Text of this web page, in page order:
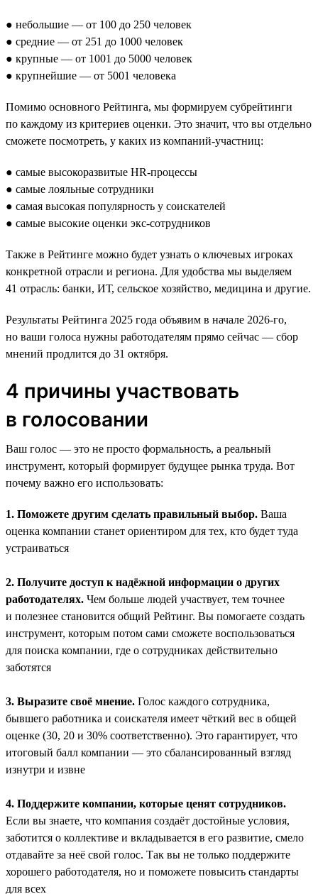
● небольшие — от 100 до 250 человек
● средние — от 251 до 1000 человек
● крупные — от 1001 до 5000 человек
● крупнейшие — от 5001 человека
Помимо основного Рейтинга, мы формируем субрейтинги
по каждому из критериев оценки. Это значит, что вы отдельно
сможете посмотреть, у каких из компаний-участниц:
● самые высокоразвитые HR-процессы
● самые лояльные сотрудники
● самая высокая популярность у соискателей
● самые высокие оценки экс-сотрудников
Также в Рейтинге можно будет узнать о ключевых игроках
конкретной отрасли и региона. Для удобства мы выделяем
41 отрасль: банки, ИТ, сельское хозяйство, медицина и другие.
Результаты Рейтинга 2025 года объявим в начале 2026-го,
но ваши голоса нужны работодателям прямо сейчас — сбор
мнений продлится до 31 октября.
4 причины участвовать
в голосовании
Ваш голос — это не просто формальность, а реальный
инструмент, который формирует будущее рынка труда. Вот
почему важно его использовать:
1. Поможете другим сделать правильный выбор. Ваша
оценка компании станет ориентиром для тех, кто будет туда
устраиваться
2. Получите доступ к надёжной информации о других
работодателях. Чем больше людей участвует, тем точнее
и полезнее становится общий Рейтинг. Вы помогаете создать
инструмент, которым потом сами сможете воспользоваться
для поиска компании, где о сотрудниках действительно
заботятся
3. Выразите своё мнение. Голос каждого сотрудника,
бывшего работника и соискателя имеет чёткий вес в общей
оценке (30, 20 и 30% соответственно). Это гарантирует, что
итоговый балл компании — это сбалансированный взгляд
изнутри и извне
4. Поддержите компании, которые ценят сотрудников.
Если вы знаете, что компания создаёт достойные условия,
заботится о коллективе и вкладывается в его развитие, смело
отдавайте за неё свой голос. Так вы не только поддержите
хорошего работодателя, но и поможете повысить стандарты
для всех